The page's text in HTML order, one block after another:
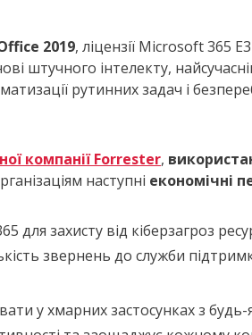
2019, ліцензії Microsoft 365
штучного інтелекту,
рутинних задач і
компаніїForrester,
наступні економічні
захисту від кіберзагроз
звернень до служби
у хмарних застосунках з будь-